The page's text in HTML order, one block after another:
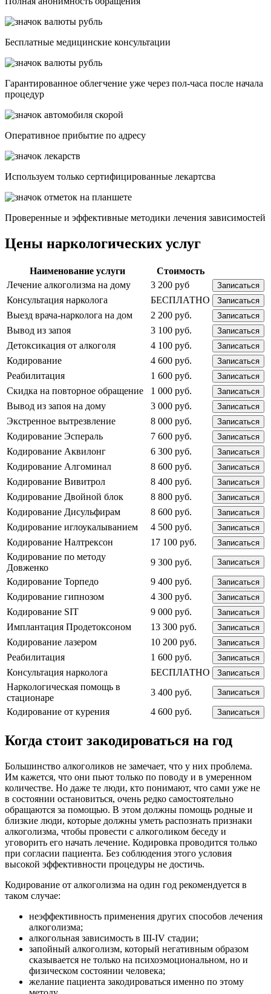
Бесплатные медицинские консультации
Гарантированное облегчение уже через пол-часа после начала
процедур
Опеpативное прибытие по адресу
Используем только сертифицированные лекартсва
Проверенные и эффективные методики лечения зависимостей
Цены наркологических услуг
Наименование услуги
Стоимость
Лечение алкоголизма на дому
3 200 руб Записаться
Консультация нарколога БЕСПЛАТНО Записаться
Выезд врача-нарколога на дом 2 200 руб. Записаться
Вывод из запоя 3 100 руб. Записаться
Детоксикация от алкоголя 4 100 руб. Записаться
Кодирование 4 600 руб. Записаться
Реабилитация 1 600 руб. Записаться
Скидка на повторное обращение 1 000 руб. Записаться
Вывод из запоя на дому 3 000 руб. Записаться
Экстренное вытрезвление 8 000 руб. Записаться
Кодирование Эспераль 7 600 руб. Записаться
Кодирование Аквилонг 6 300 руб. Записаться
Кодирование Алгоминал 8 600 руб. Записаться
Кодирование Вивитрол 8 400 руб. Записаться
Кодирование Двойной блок 8 800 руб. Записаться
Кодирование Дисульфирам 8 600 руб. Записаться
Кодирование иглоукалыванием 4 500 руб. Записаться
Кодирование Налтрексон 17 100 руб. Записаться
Кодирование по методу
Довженко
9 300 руб. Записаться
Кодирование Торпедо 9 400 руб. Записаться
Кодирование гипнозом 4 300 руб. Записаться
Кодирование SIT 9 000 руб. Записаться
Имплантация Продетоксоном 13 300 руб. Записаться
Кодирование лазером 10 200 руб. Записаться
Реабилитация 1 600 руб. Записаться
Консультация нарколога БЕСПЛАТНО Записаться
Наркологическая помощь в
стационаре
3 400 руб. Записаться
Кодирование от курения 4 600 руб. Записаться
Когда стоит закодироваться на год
Большинство алкоголиков не замечает, что у них проблема.
Им кажется, что они пьют только по поводу и в умеренном
количестве. Но даже те люди, кто понимают, что сами уже не
в состоянии остановиться, очень редко самостоятельно
обращаются за помощью. В этом должны помощь родные и
близкие люди, которые должны уметь распознать признаки
алкоголизма, чтобы провести с алкоголиком беседу и
уговорить его начать лечение. Кодировка проводится только
при согласии пациента. Без соблюдения этого условия
высокой эффективности процедуры не достичь.
Кодирование от алкоголизма на один год рекомендуется в
таком случае:
неэффективность применения других способов лечения
алкоголизма;
алкогольная зависимость в III-IV стадии;
запойный алкоголизм, который негативным образом
сказывается не только на психоэмоциональном, но и
физическом состоянии человека;
желание пациента закодироваться именно по этому